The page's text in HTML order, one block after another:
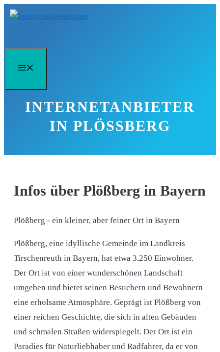
Zum
INTERNETANBIETER
IN PLÖSSBERG
Infos über Plößberg in Bayern
Plößberg - ein kleiner, aber feiner Ort in Bayern
Plößberg, eine idyllische Gemeinde im Landkreis
Tirschenreuth in Bayern, hat etwa 3.250 Einwohner.
Der Ort ist von einer wunderschönen Landschaft
umgeben und bietet seinen Besuchern und Bewohnern
eine erholsame Atmosphäre. Geprägt ist Plößberg von
einer reichen Geschichte, die sich in alten Gebäuden
und schmalen Straßen widerspiegelt. Der Ort ist ein
Paradies für Naturliebhaber und Radfahrer, da er von